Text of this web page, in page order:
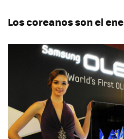
Los coreanos son el